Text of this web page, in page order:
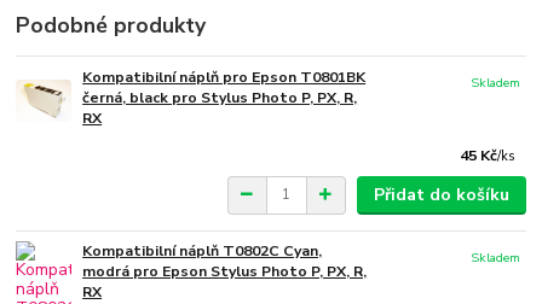
Podobné produkty
Kompatibilní náplň pro Epson T0801BK
černá, black pro Stylus Photo P, PX, R,
RX
45 Kč/ks
Skladem
Přidat do košíku
Kompatibilní náplň T0802C Cyan,
modrá pro Epson Stylus Photo P, PX, R,
RX
Skladem